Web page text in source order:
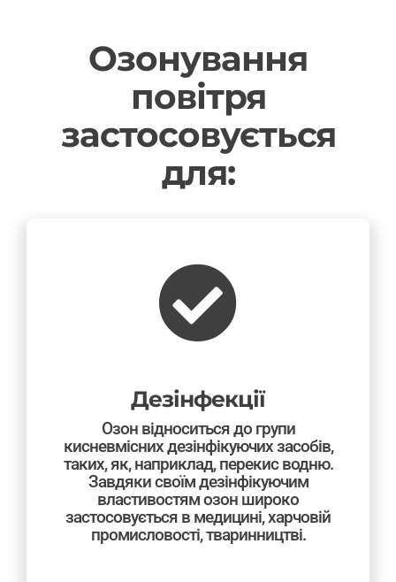
СТАТТІ
ОДЕСА
UA
Озонування
повітря
застосовується
для:
Дезінфекції
Озон відноситься до групи
кисневмісних дезінфікуючих засобів,
таких, як, наприклад, перекис водню.
Завдяки своїм дезінфікуючим
властивостям озон широко
застосовується в медицині, харчовій
промисловості, тваринництві.